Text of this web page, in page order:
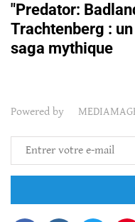
"Predator:
Trachtenberg :
saga mythique
Powered by